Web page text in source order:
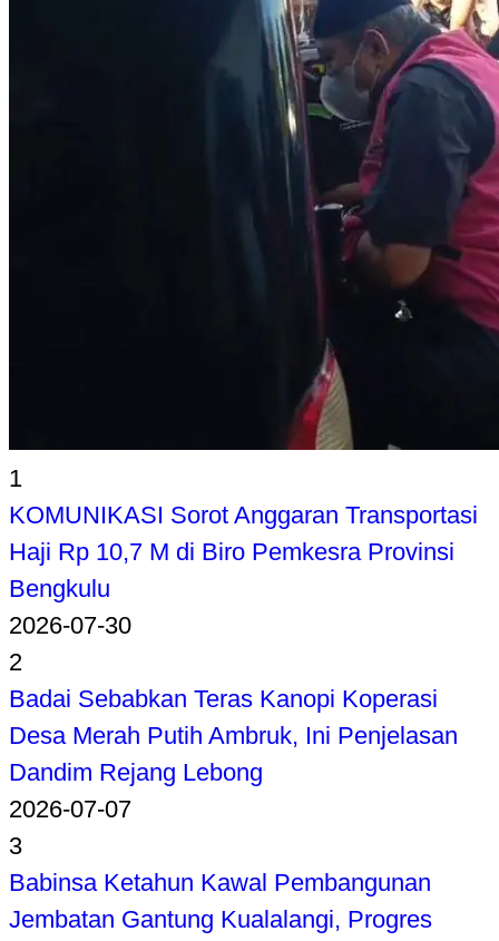
1
KOMUNIKASI Sorot Anggaran Transportasi
Haji Rp 10,7 M di Biro Pemkesra Provinsi
Bengkulu
2026-07-30
2
Badai Sebabkan Teras Kanopi Koperasi
Desa Merah Putih Ambruk, Ini Penjelasan
Dandim Rejang Lebong
2026-07-07
3
Babinsa Ketahun Kawal Pembangunan
Jembatan Gantung Kualalangi, Progres